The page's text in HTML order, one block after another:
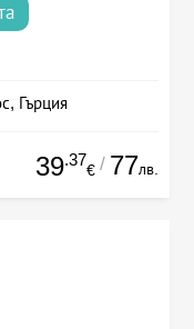
Гърция
39.37
€ / 77лв.